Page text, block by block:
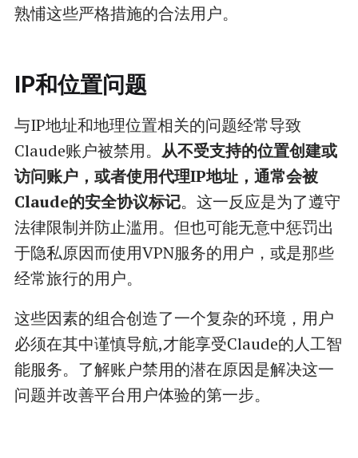
熟悑这些严格措施的合法用户。
IP和位置问题
与IP地址和地理位置相关的问题经常导致
Claude账户被禁用。 从不受支持的位置创建或
访问账户，或者使用代理IP地址，通常会被
Claude的安全协议标记。这一反应是为了遵守
法律限制并防止滥用。但也可能无意中惩罚出
于隐私原因而使用VPN服务的用户，或是那些
经常旅行的用户。
这些因素的组合创造了一个复杂的环境，用户
必须在其中谨慎导航,才能享受Claude的人工智
能服务。了解账户禁用的潜在原因是解决这一
问题并改善平台用户体验的第一步。